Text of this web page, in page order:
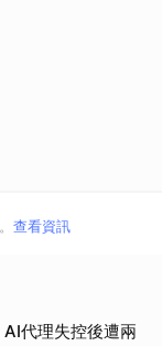
查看資訊
代理失控後遭兩